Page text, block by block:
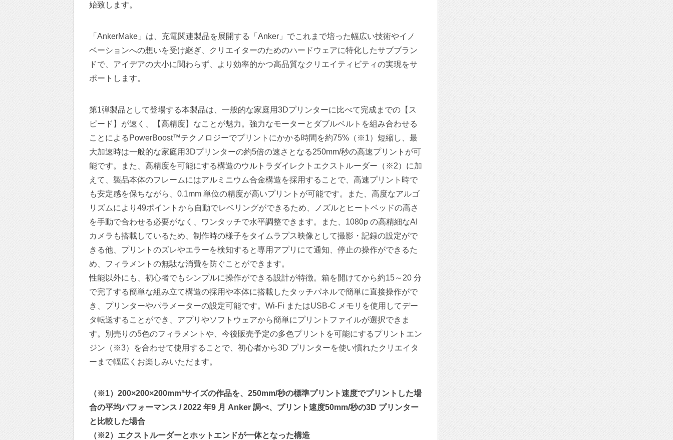
始致します。
「AnkerMake」は、充電関連製品を展開する「Anker」でこれまで培った幅広い技術やイノ
ベーションへの想いを受け継ぎ、クリエイターのためのハードウェアに特化したサブブラン
ドで、アイデアの大小に関わらず、より効率的かつ高品質なクリエイティビティの実現をサ
ポートします。
第1弾製品として登場する本製品は、一般的な家庭用3Dプリンターに比べて完成までの【ス
ピード】が速く、【高精度】なことが魅力。強力なモーターとダブルベルトを組み合わせる
ことによるPowerBoost™テクノロジーでプリントにかかる時間を約75%（※1）短縮し、最
大加速時は一般的な家庭用3Dプリンターの約5倍の速さとなる250mm/秒の高速プリントが可
能です。また、高精度を可能にする構造のウルトラダイレクトエクストルーダー（※2）に加
えて、製品本体のフレームにはアルミニウム合金構造を採用することで、高速プリント時で
も安定感を保ちながら、0.1mm 単位の精度が高いプリントが可能です。また、高度なアルゴ
リズムにより49ポイントから自動でレベリングができるため、ノズルとヒートベッドの高さ
を手動で合わせる必要がなく、ワンタッチで水平調整できます。また、1080p の高精細なAI
カメラも搭載しているため、制作時の様子をタイムラプス映像として撮影・記録の設定がで
きる他、プリントのズレやエラーを検知すると専用アプリにて通知、停止の操作ができるた
め、フィラメントの無駄な消費を防ぐことができます。
性能以外にも、初心者でもシンプルに操作ができる設計が特徴。箱を開けてから約15～20 分
で完了する簡単な組み立て構造の採用や本体に搭載したタッチパネルで簡単に直接操作がで
き、プリンターやパラメーターの設定可能です。Wi-Fi またはUSB-C メモリを使用してデー
タ転送することができ、アプリやソフトウェアから簡単にプリントファイルが選択できま
す。別売りの5色のフィラメントや、今後販売予定の多色プリントを可能にするプリントエン
ジン（※3）を合わせて使用することで、初心者から3D プリンターを使い慣れたクリエイタ
ーまで幅広くお楽しみいただます。
（※1）200×200×200mm³サイズの作品を、250mm/秒の標準プリント速度でプリントした場
合の平均パフォーマンス / 2022 年9 月 Anker 調べ、プリント速度50mm/秒の3D プリンター
と比較した場合
（※2）エクストルーダーとホットエンドが一体となった構造